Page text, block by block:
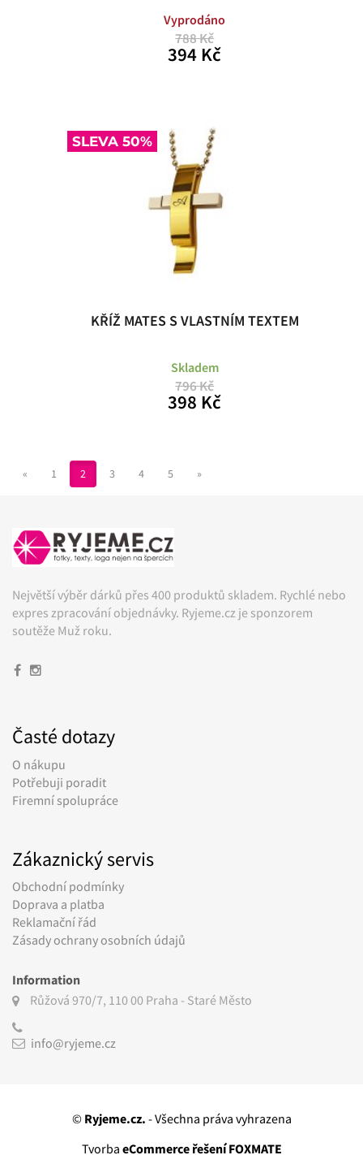
Vyprodáno
788 Kč
394 Kč
SLEVA 50%
KŘÍŽ MATES S VLASTNÍM TEXTEM
Skladem
796 Kč
398 Kč
« 1 2 3 4 5 »
Největší výběr dárků přes 400 produktů skladem. Rychlé nebo
expres zpracování objednávky. Ryjeme.cz je sponzorem
soutěže Muž roku.
Časté dotazy
O nákupu
Potřebuji poradit
Firemní spolupráce
Zákaznický servis
Obchodní podmínky
Doprava a platba
Reklamační řád
Zásady ochrany osobních údajů
Information
Růžová 970/7, 110 00 Praha - Staré Město
info@ryjeme.cz
© Ryjeme.cz. - Všechna práva vyhrazena
Tvorba eCommerce řešení FOXMATE